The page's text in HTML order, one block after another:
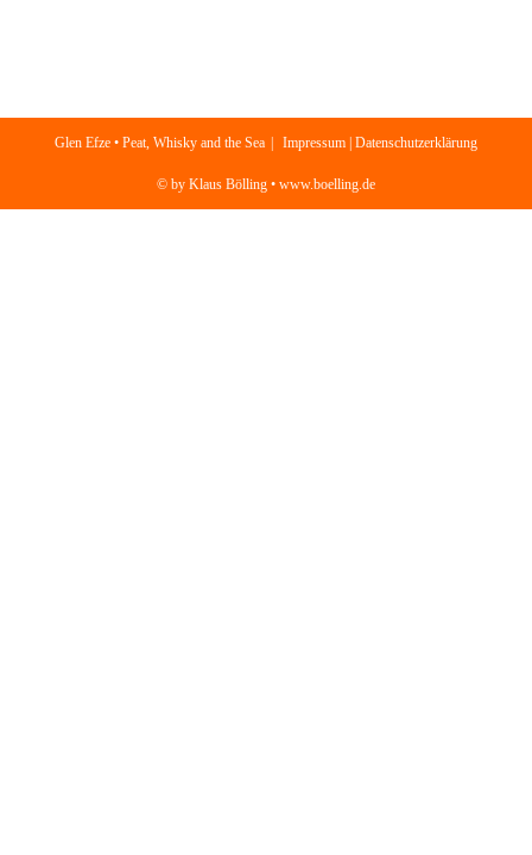
Glen Efze • Peat, Whisky and the Sea Impressum | Datenschutzerklärung
© by Klaus Bölling • www.boelling.de